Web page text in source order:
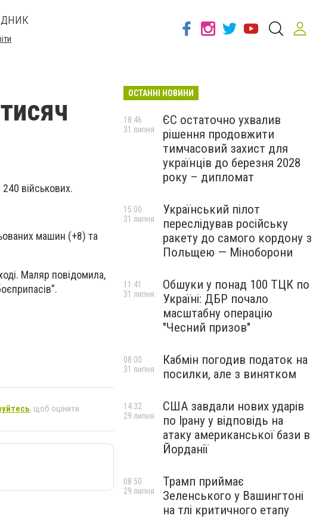
військових.
машин (+8) та
Маляр повідомила,
, щоб оцінити
ОСТАННІ НОВИНИ
ЄС остаточно ухвалив
рішення продовжити
тимчасовий захист для
українців до березня 2028
року – дипломат
18:46
31 липня
Український пілот
переслідував російську
ракету до самого кордону з
Польщею — Міноборони
15:00
31 липня
Обшуки у понад 100 ТЦК по
Україні: ДБР почало
масштабну операцію
"Чесний призов"
11:41
31 липня
Кабмін погодив податок на
посилки, але з винятком
08:00
31 липня
США завдали нових ударів
по Ірану у відповідь на
атаку американської бази в
Йорданії
14:32
29 липня
Трамп приймає
Зеленського у Вашингтоні
на тлі критичного етапу
08:50
29 липня